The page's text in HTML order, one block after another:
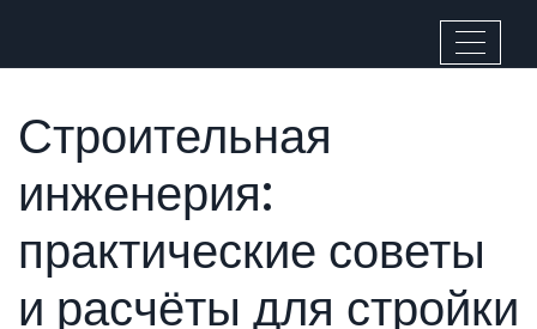
Строительная
инженерия:
практические советы
и расчёты для стройки